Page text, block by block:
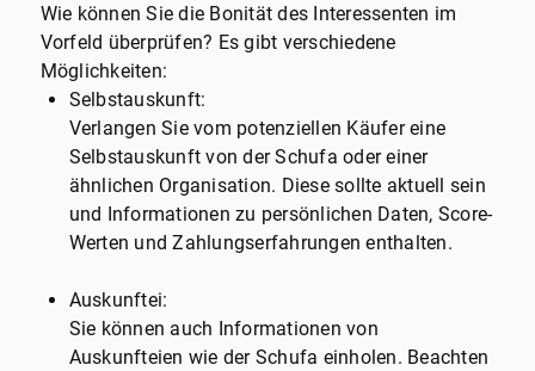
Wie können Sie die Bonität des Interessenten im
Vorfeld überprüfen? Es gibt verschiedene
Möglichkeiten:
Selbstauskunft:
Verlangen Sie vom potenziellen Käufer eine
Selbstauskunft von der Schufa oder einer
ähnlichen Organisation. Diese sollte aktuell sein
und Informationen zu persönlichen Daten, Score-
Werten und Zahlungserfahrungen enthalten.
Auskunftei:
Sie können auch Informationen von
Auskunfteien wie der Schufa einholen. Beachten